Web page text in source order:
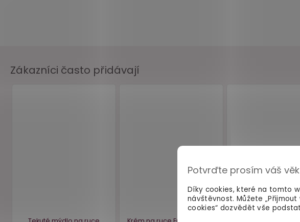
Potvrďte prosím váš
Díky cookies, které na tomto
návštěvnost. Můžete
cookies“ dozvědět vše
Zákazníci často přidávají